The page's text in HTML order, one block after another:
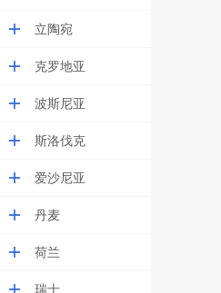
立陶宛
克罗地亚
波斯尼亚
斯洛伐克
爱沙尼亚
丹麦
荷兰
瑞士